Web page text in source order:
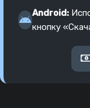
Android:
кнопку